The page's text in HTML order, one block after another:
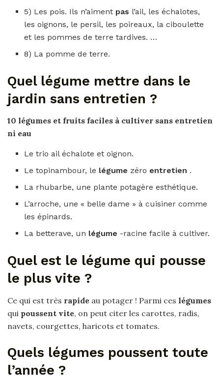
5) Les pois. Ils n’aiment pas l’ail, les échalotes,
les oignons, le persil, les poireaux, la ciboulette
et les pommes de terre tardives. …
8) La pomme de terre.
Quel légume mettre dans le
jardin sans entretien ?
10 légumes et fruits faciles à cultiver sans entretien
ni eau
Le trio ail échalote et oignon.
Le topinambour, le légume zéro entretien .
La rhubarbe, une plante potagère esthétique.
L’arroche, une « belle dame » à cuisiner comme
les épinards.
La betterave, un légume -racine facile à cultiver.
Quel est le légume qui pousse
le plus vite ?
Ce qui est très rapide au potager ! Parmi ces légumes
qui poussent vite, on peut citer les carottes, radis,
navets, courgettes, haricots et tomates.
Quels légumes poussent toute
l’année ?